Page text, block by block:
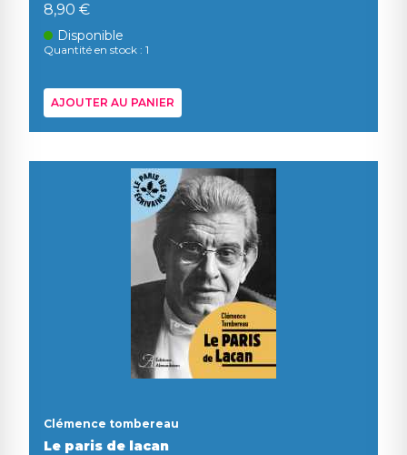
8,90 €
Disponible
Quantité en stock : 1
AJOUTER AU PANIER
Clémence tombereau
Le paris de lacan